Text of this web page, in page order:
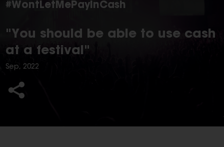
#WontLetMePayInCash
"You should be able to use cash
at a festival"
Sep, 2022